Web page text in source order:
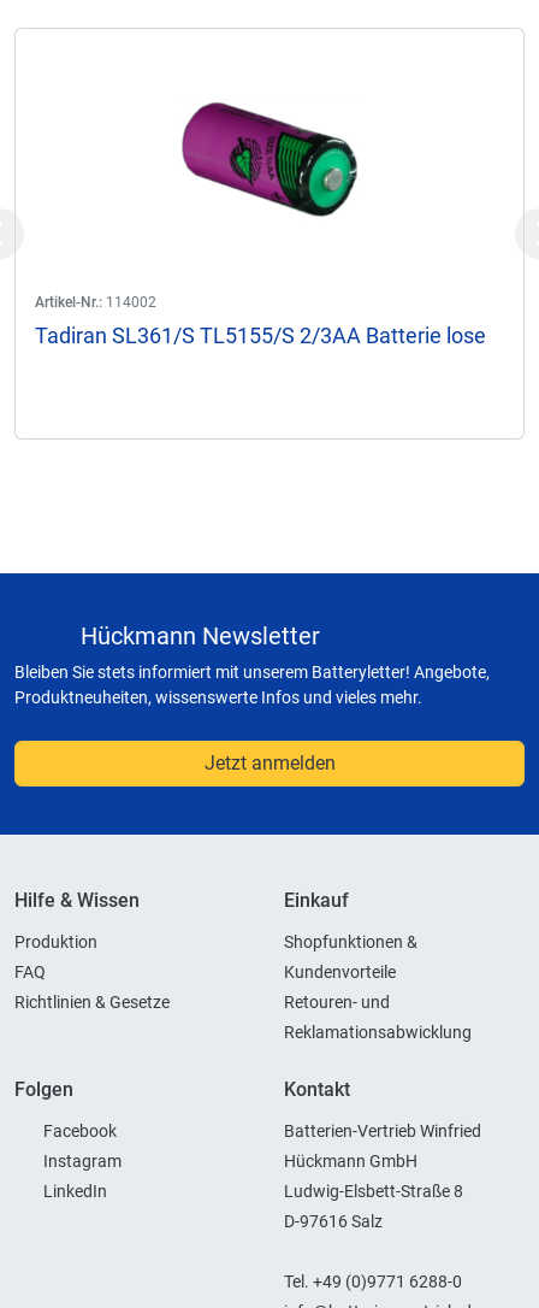
Artikel-Nr.: 114002
Tadiran SL361/S TL5155/S 2/3AA Batterie lose
Hückmann Newsletter
Bleiben Sie stets informiert mit unserem Batteryletter! Angebote,
Produktneuheiten, wissenswerte Infos und vieles mehr.
Jetzt anmelden
Hilfe & Wissen
Produktion
FAQ
Richtlinien & Gesetze
Einkauf
Shopfunktionen &
Kundenvorteile
Retouren- und
Reklamationsabwicklung
Folgen
Facebook
Instagram
LinkedIn
Kontakt
Batterien-Vertrieb Winfried
Hückmann GmbH
Ludwig-Elsbett-Straße 8
D-97616 Salz
Tel. +49 (0)9771 6288-0